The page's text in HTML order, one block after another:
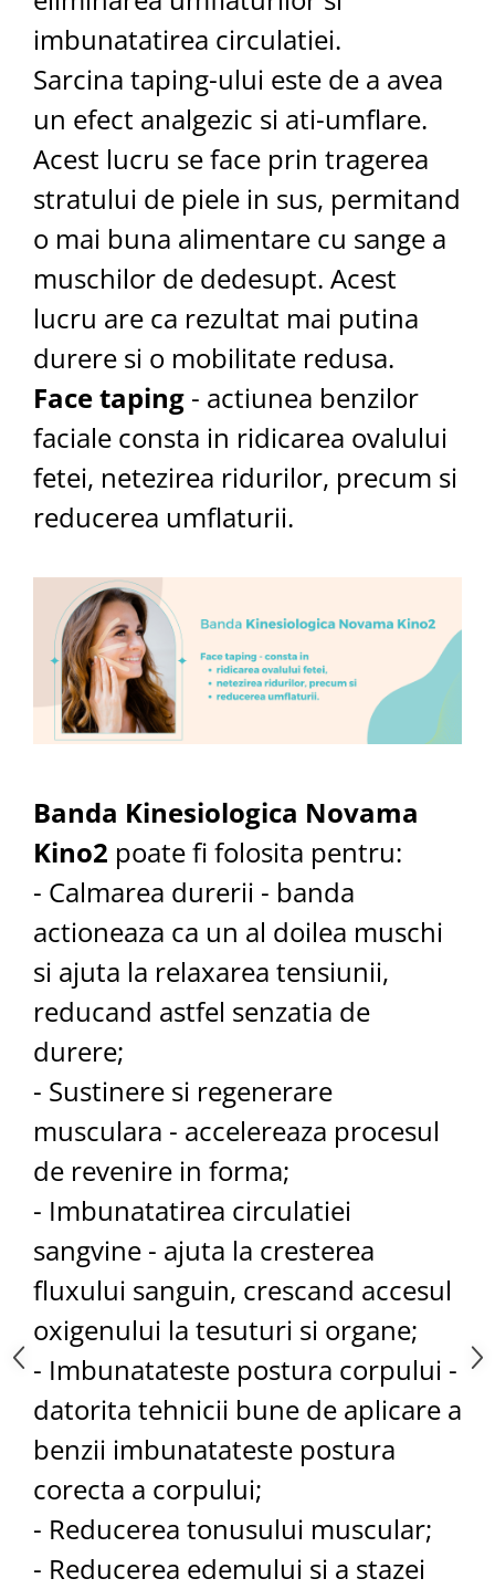
imbunatatirea circulatiei.
Sarcina taping-ului este de a avea
un efect analgezic si ati-umflare.
Acest lucru se face prin tragerea
stratului de piele in sus, permitand
o mai buna alimentare cu sange a
muschilor de dedesupt. Acest
lucru are ca rezultat mai putina
durere si o mobilitate redusa.
Face taping - actiunea benzilor
faciale consta in ridicarea ovalului
fetei, netezirea ridurilor, precum si
reducerea umflaturii.
Banda Kinesiologica Novama
Kino2 poate fi folosita pentru:
- Calmarea durerii - banda
actioneaza ca un al doilea muschi
si ajuta la relaxarea tensiunii,
reducand astfel senzatia de
durere;
- Sustinere si regenerare
musculara - accelereaza procesul
de revenire in forma;
- Imbunatatirea circulatiei
sangvine - ajuta la cresterea
fluxului sanguin, crescand accesul
oxigenului la tesuturi si organe;
- Imbunatateste postura corpului -
datorita tehnicii bune de aplicare a
benzii imbunatateste postura
corecta a corpului;
- Reducerea tonusului muscular;
- Reducerea edemului si a stazei